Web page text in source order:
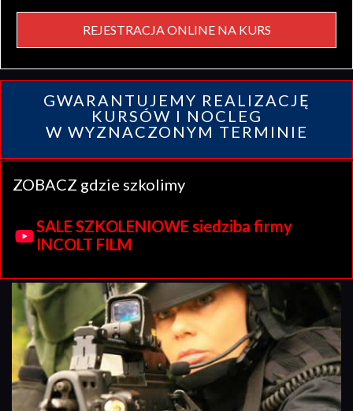
REJESTRACJA ONLINE NA KURS
GWARANTUJEMY REALIZACJĘ
KURSÓW I NOCLEG
W WYZNACZONYM TERMINIE
ZOBACZ gdzie szkolimy
SALE SZKOLENIOWE siedziba firmy
INCOLT FILM